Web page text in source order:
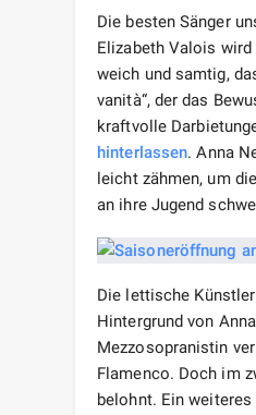
Die besten Sänger
Elizabeth Valois
weich und samtig,
vanità“, der das
kraftvolle
hinterlassen. Anna
leicht zähmen, um
an ihre Jugend
Die lettische
Hintergrund von
Mezzosopranistin
Flamenco. Doch im
belohnt. Ein